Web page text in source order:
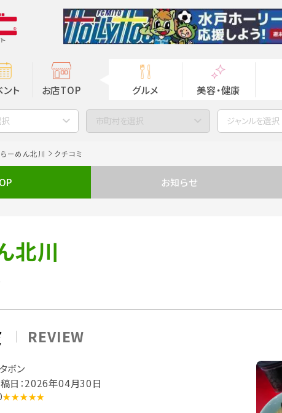
ト お店TOP グルメ 美容・健康
市町村を選択 ジャンルを選択
らーめん北川 クチコミ
お知らせ
北川
REVIEW
ボン
日：2026年04月30日
★★★★★